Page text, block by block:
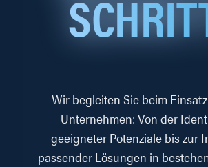
Wir begleiten Sie beim
Unternehmen: Von der
geeigneter Potenziale bis zur
passender Lösungen in